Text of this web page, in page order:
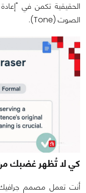
الصوت (Tone).
كي لا تُظهر غضبك من
أنت تعمل مصمم